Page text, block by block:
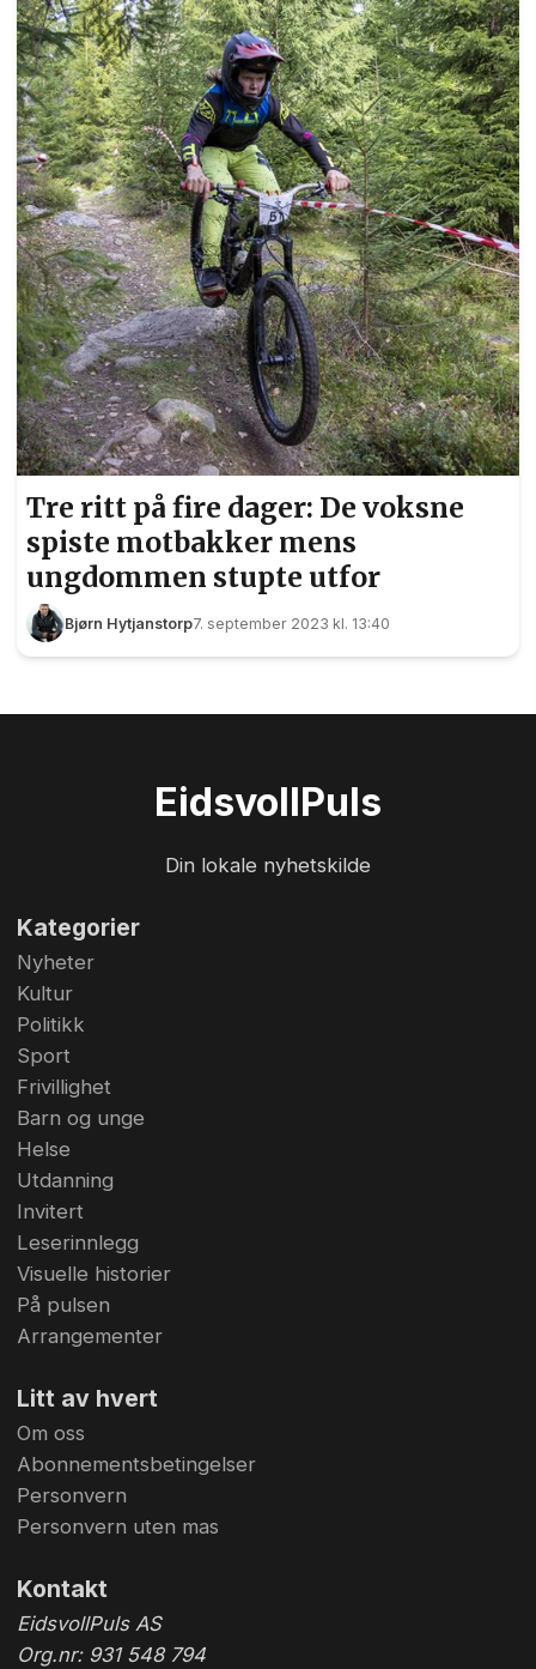
Vinterkarusellen er godt i gang, og her har
starten nettopp gått fra gamle Sørum skole.
Foto: Bjørn Hytjanstorp
Tre ritt på fire dager: De voksne
spiste motbakker mens
ungdommen stupte utfor
Bjørn Hytjanstorp7. september 2023 kl. 13:40
EidsvollPuls
Din lokale nyhetskilde
Kategorier
Nyheter
Kultur
Politikk
Sport
Frivillighet
Barn og unge
Helse
Utdanning
Invitert
Leserinnlegg
Visuelle historier
På pulsen
Arrangementer
Litt av hvert
Om oss
Abonnementsbetingelser
Personvern
Personvern uten mas
Kontakt
EidsvollPuls AS
Org.nr: 931 548 794